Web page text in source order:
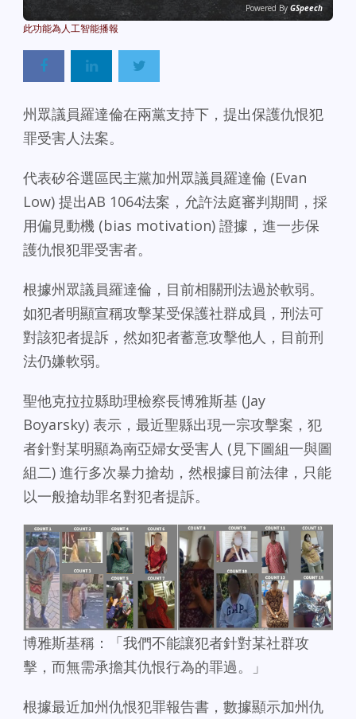
Powered By GSpeech
州眾議員羅達倫在兩黨支持下，提出保護仇恨犯
罪受害人法案。
代表矽谷選區民主黨加州眾議員羅達倫 (Evan
Low) 提出AB 1064法案，允許法庭審判期間，採
用偏見動機 (bias motivation) 證據，進一步保
護仇恨犯罪受害者。
根據州眾議員羅達倫，目前相關刑法過於軟弱。
如犯者明顯宣稱攻擊某受保護社群成員，刑法可
對該犯者提訴，然如犯者蓄意攻擊他人，目前刑
法仍嫌軟弱。
聖他克拉拉縣助理檢察長博雅斯基 (Jay
Boyarsky) 表示，最近聖縣出現一宗攻擊案，犯
者針對某明顯為南亞婦女受害人 (見下圖組一與圖
組二) 進行多次暴力搶劫，然根據目前法律，只能
以一般搶劫罪名對犯者提訴。
博雅斯基稱：「我們不能讓犯者針對某社群攻
擊，而無需承擔其仇恨行為的罪過。」
根據最近加州仇恨犯罪報告書，數據顯示加州仇